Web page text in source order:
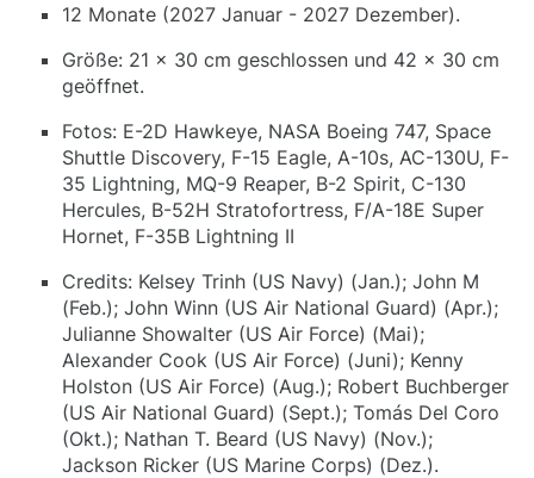
12 Monate (2027 Januar - 2027 Dezember).
Größe: 21 x 30 cm geschlossen und 42 x 30 cm
geöffnet.
Fotos: E-2D Hawkeye, NASA Boeing 747, Space
Shuttle Discovery, F-15 Eagle, A-10s, AC-130U, F-
35 Lightning, MQ-9 Reaper, B-2 Spirit, C-130
Hercules, B-52H Stratofortress, F/A-18E Super
Hornet, F-35B Lightning II
Credits: Kelsey Trinh (US Navy) (Jan.); John M
(Feb.); John Winn (US Air National Guard) (Apr.);
Julianne Showalter (US Air Force) (Mai);
Alexander Cook (US Air Force) (Juni); Kenny
Holston (US Air Force) (Aug.); Robert Buchberger
(US Air National Guard) (Sept.); Tomás Del Coro
(Okt.); Nathan T. Beard (US Navy) (Nov.);
Jackson Ricker (US Marine Corps) (Dez.).